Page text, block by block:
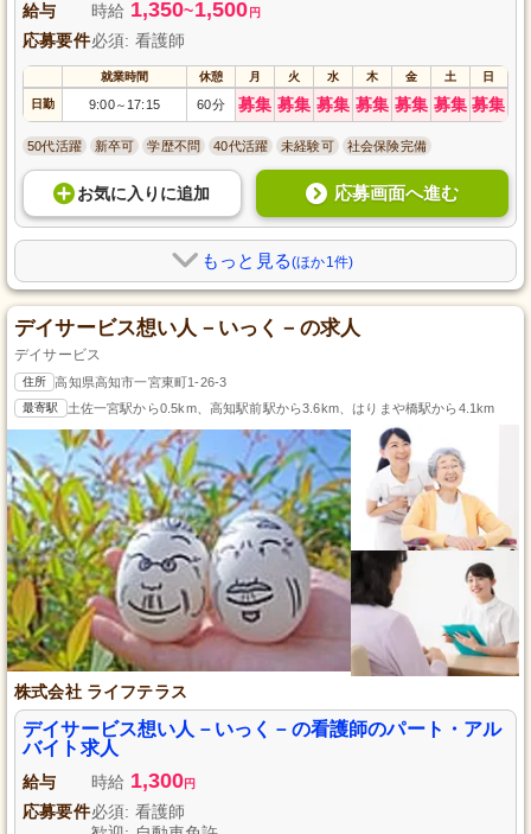
給与 時給 1,350~1,500 円
応募要件必須: 看護師
就業時間 休憩 月 火 水 木 金 土 日
日勤 9:00～ 17:15 60分 募集 募集 募集 募集 募集 募集 募集
50代活躍 新卒可 学歴不問 40代活躍 未経験可 社会保険完備
お気に入り に追加 応募画面へ進む
もっと見る(ほか1件)
デイサービス想い人－いっく－の求人
デイサービス
住所 高知県高知市一宮東町1-26-3
最寄駅 土佐一宮駅から0.5km、高知駅前駅から3.6km、はりまや橋駅から4.1km
株式会社 ライフテラス
デイサービス想い人－いっく－の看護師のパート・アル
バイト求人
給与 時給 1,300円
応募要件必須: 看護師